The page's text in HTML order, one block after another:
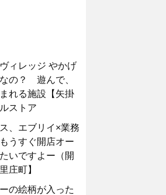
ィレッジ やかげ
の？ 遊んで、
れる施設【矢掛
ストア
、エブリイ×業務
うすぐ開店オー
いですよー（開
庄町】
の絵柄が入った